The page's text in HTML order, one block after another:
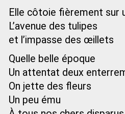
Elle côtoie fièrement sur
L’avenue des tulipes
et l’impasse des œillets
Quelle belle époque
Un attentat deux
On jette des fleurs
Un peu ému